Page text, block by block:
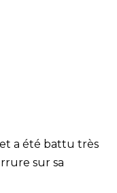
a été battu très
sur sa